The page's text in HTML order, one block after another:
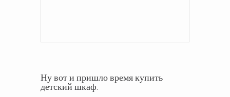
Ну вот и пришло время купить
детский шкаф.